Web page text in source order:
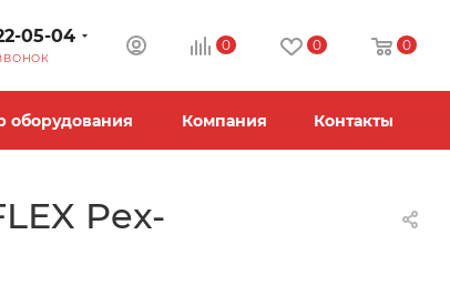
05-04 0 0 0
оборудования Компания Контакты
Pex-